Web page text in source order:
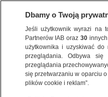
METEO
NAJNOWSZE
Dbamy o Twoją
Jeśli użytkownik wyrazi na
Partnerów IAB oraz30
użytkownika i uzyskiwać
przeglądania. Odbywa
przeglądania
się przetwarzaniu w oparciu
plików cookie i reklam”.